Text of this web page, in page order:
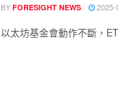
BY FORESIGHT NEWS 2025-
以太坊基金會動作不斷，